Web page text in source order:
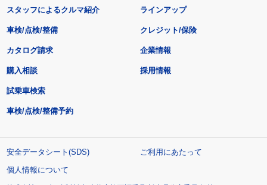
スタッフによるクルマ紹介 ラインアップ
車検/点検/整備 クレジット/保険
カタログ請求
購入相談
試乗車検索
車検/点検/整備予約
企業情報
採用情報
安全データシート(SDS)
ご利用にあたって
個人情報について